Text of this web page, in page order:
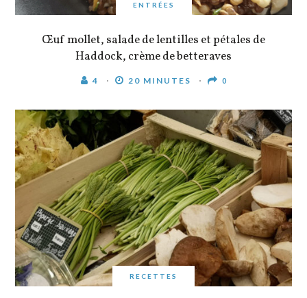
ENTRÉES
Œuf mollet, salade de lentilles et pétales de
Haddock, crème de betteraves
4 20 MINUTES 0
RECETTES